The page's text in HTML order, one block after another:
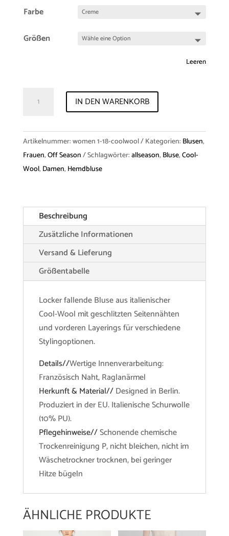
Farbe
Größen
Leeren
"Uta"
Wool
Menge
IN DEN WARENKORB
Artikelnummer:women 1-18-coolwool Kategorien: Blusen,
Frauen,Off Season Schlagwörter:allseason, Bluse,Cool-
Wool, Damen, Hemdbluse
Beschreibung
Zusätzliche Informationen
Versand & Lieferung
Größentabelle
Locker fallende Bluse aus italienischer
Cool-Wool mit geschlitzten Seitennähten
und vorderen Layerings für verschiedene
Stylingoptionen.
Details//Wertige Innenverarbeitung:
Französisch Naht, Raglanärmel
Herkunft & Material//Designed in Berlin.
Produziert in der EU. Italienische Schurwolle
(10% PU).
Pflegehinweise//Schonende chemische
Trockenreinigung P, nicht bleichen, nicht im
Wäschetrockner trocknen, bei geringer
Hitze bügeln
ÄHNLICHE PRODUKTE